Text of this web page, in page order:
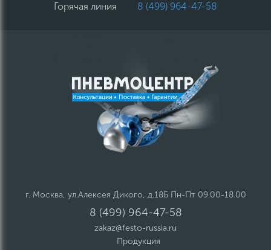
Горячая линия 8 (499) 964-47-58
г. Москва, ул.Алексея Дикого, д.18Б Пн-Пт 09.00-18.00
8 (499) 964-47-58
zakaz@festo-russia.ru
Продукция